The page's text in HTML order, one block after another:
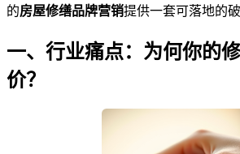
的房屋修缮品牌营销提供一套可落地的破
一、行业痛点：为何你的
价？